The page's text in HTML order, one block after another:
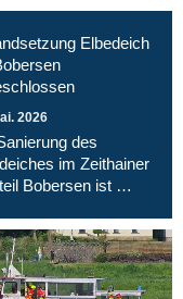
Elbedeich
2026
des
im Zeithainer
Bobersen ist …